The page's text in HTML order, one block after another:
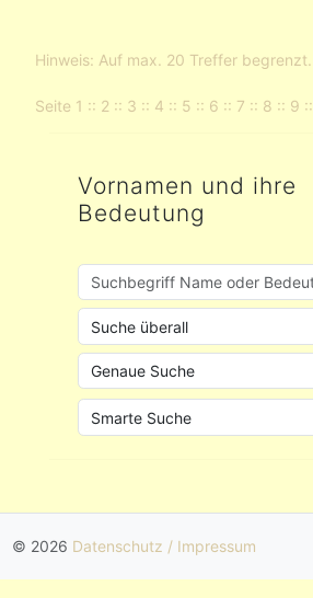
Hinweis: Auf max. 20 Treffer begrenzt.
Seite 1 :: 2 :: 3 :: 4 :: 5 :: 6 :: 7 :: 8 :: 9 ::
Vornamen und ihre
Bedeutung
© 2026 Datenschutz / Impressum